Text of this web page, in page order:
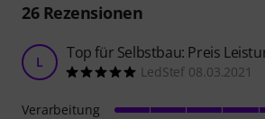
26Rezensionen
L Top für Selbstbau: Preis
LedStef 08.03.2021
Verarbeitung